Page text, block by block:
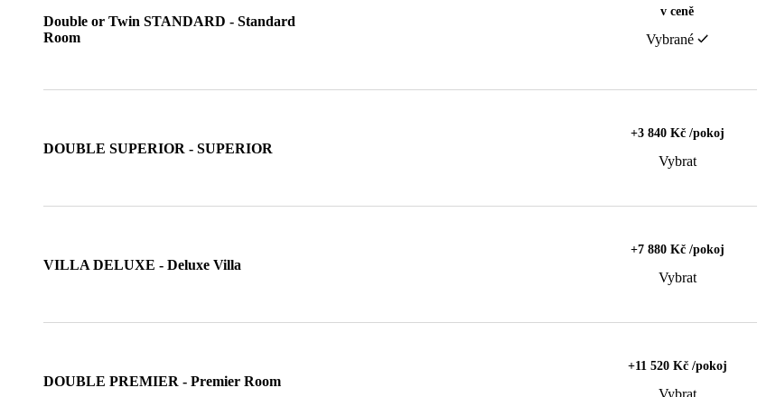
Double or Twin STANDARD - Standard
Room
v ceně
Vybrané
DOUBLE SUPERIOR - SUPERIOR
+3 840 Kč /pokoj
Vybrat
VILLA DELUXE - Deluxe Villa
+7 880 Kč /pokoj
Vybrat
DOUBLE PREMIER - Premier Room
+11 520 Kč /pokoj